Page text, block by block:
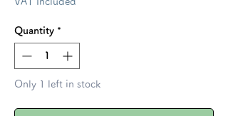
Quantity *
Only 1 left in stock